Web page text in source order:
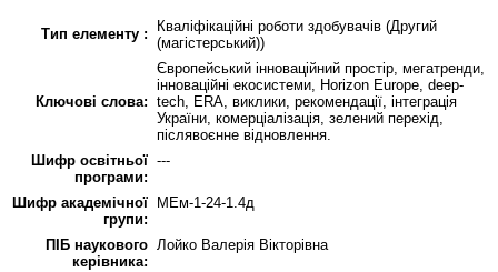
Тип елементу :
Кваліфікаційні роботи здобувачів (Другий
(магістерський))
Ключові слова:
Європейський інноваційний простір, мегатренди,
інноваційні екосистеми, Horizon Europe, deep-
tech, ERA, виклики, рекомендації, інтеграція
України, комерціалізація, зелений перехід,
післявоєнне відновлення.
Шифр освітньої
програми:
---
Шифр академічної
групи:
МЕм-1-24-1.4д
ПІБ наукового
керівника:
Лойко Валерія Вікторівна